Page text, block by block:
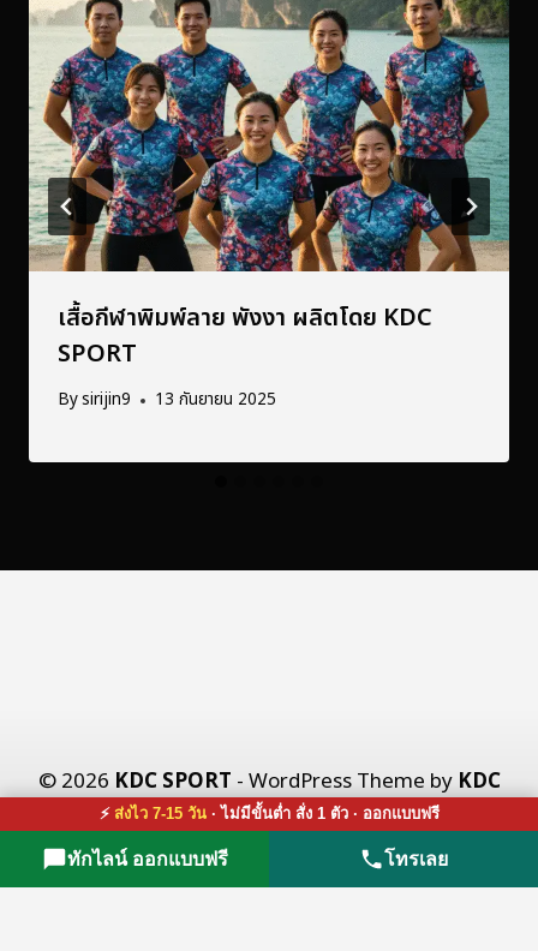
เสื้อกีฬาพิมพ์ลาย พังงา ผลิตโดย KDC
SPORT
Bysirijin9 13 กันยายน 2025
© 2026 KDC SPORT - WordPress Theme by KDC
X CO., LTD.
⚡ ส่งไว 7-15 วัน· ไม่มีขั้นต่ำ สั่ง 1 ตัว · ออกแบบฟรี
ทักไลน์ ออกแบบฟรี โทรเลย